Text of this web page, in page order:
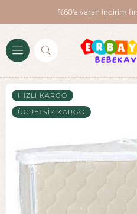
%60'a varan indirim
HIZLI KARGO
ÜCRETSIZ KARGO